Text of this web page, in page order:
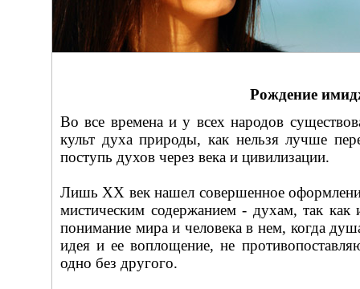
Рождение
Во все времена и у всех народов
культ духа природы, как нельзя лучше
поступь духов через века и цивилизации.
Лишь XX век нашел совершенное
мистическим содержанием - духам, так как
понимание мира и человека в нем, когда
идея и ее воплощение, не
одно без другого.